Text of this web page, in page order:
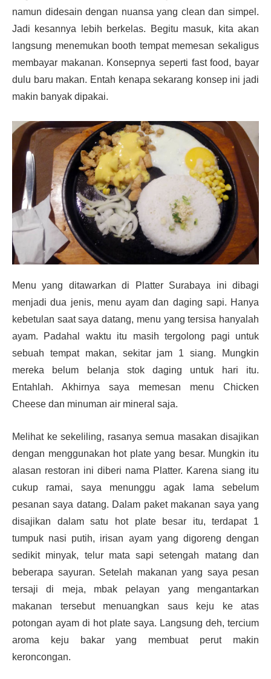
namun didesain dengan nuansa yang clean dan simpel.
Jadi kesannya lebih berkelas. Begitu masuk, kita akan
langsung menemukan booth tempat memesan sekaligus
membayar makanan. Konsepnya seperti fast food, bayar
dulu baru makan. Entah kenapa sekarang konsep ini jadi
makin banyak dipakai.
Menu yang ditawarkan di Platter Surabaya ini dibagi
menjadi dua jenis, menu ayam dan daging sapi. Hanya
kebetulan saat saya datang, menu yang tersisa hanyalah
ayam. Padahal waktu itu masih tergolong pagi untuk
sebuah tempat makan, sekitar jam 1 siang. Mungkin
mereka belum belanja stok daging untuk hari itu.
Entahlah. Akhirnya saya memesan menu Chicken
Cheese dan minuman air mineral saja.
Melihat ke sekeliling, rasanya semua masakan disajikan
dengan menggunakan hot plate yang besar. Mungkin itu
alasan restoran ini diberi nama Platter. Karena siang itu
cukup ramai, saya menunggu agak lama sebelum
pesanan saya datang. Dalam paket makanan saya yang
disajikan dalam satu hot plate besar itu, terdapat 1
tumpuk nasi putih, irisan ayam yang digoreng dengan
sedikit minyak, telur mata sapi setengah matang dan
beberapa sayuran. Setelah makanan yang saya pesan
tersaji di meja, mbak pelayan yang mengantarkan
makanan tersebut menuangkan saus keju ke atas
potongan ayam di hot plate saya. Langsung deh, tercium
aroma keju bakar yang membuat perut makin
keroncongan.